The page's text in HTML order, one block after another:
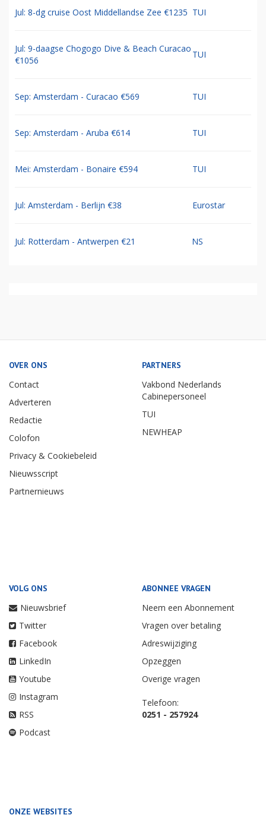
Jul: 8-dg cruise Oost Middellandse Zee €1235 TUI
Jul: 9-daagse Chogogo Dive & Beach Curacao
€1056
TUI
Sep: Amsterdam - Curacao €569 TUI
Sep: Amsterdam - Aruba €614 TUI
Mei: Amsterdam - Bonaire €594 TUI
Jul: Amsterdam - Berlijn €38 Eurostar
Jul: Rotterdam - Antwerpen €21 NS
OVER ONS
Contact
Adverteren
Redactie
Colofon
Privacy & Cookiebeleid
Nieuwsscript
Partnernieuws
PARTNERS
Vakbond Nederlands
Cabinepersoneel
TUI
NEWHEAP
VOLG ONS
Nieuwsbrief
Twitter
Facebook
LinkedIn
Youtube
Instagram
RSS
Podcast
ABONNEE VRAGEN
Neem een Abonnement
Vragen over betaling
Adreswijziging
Opzeggen
Overige vragen
Telefoon:
0251 - 257924
ONZE WEBSITES